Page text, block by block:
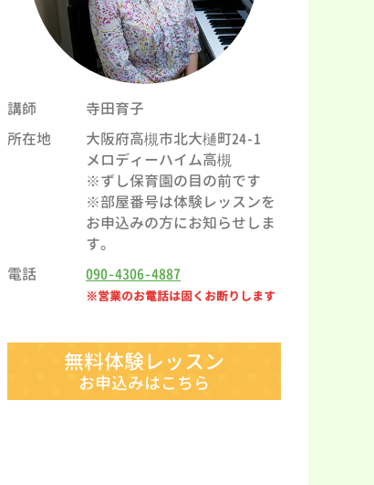
講師
寺田育子
所在地
大阪府高槻市北大樋町24-1
メロディーハイム高槻
※ずし保育園の目の前です
※部屋番号は体験レッスンを
お申込みの方にお知らせしま
す。
電話
090-4306-4887
※営業のお電話は固くお断りします
無料体験レッスン
お申込みはこちら